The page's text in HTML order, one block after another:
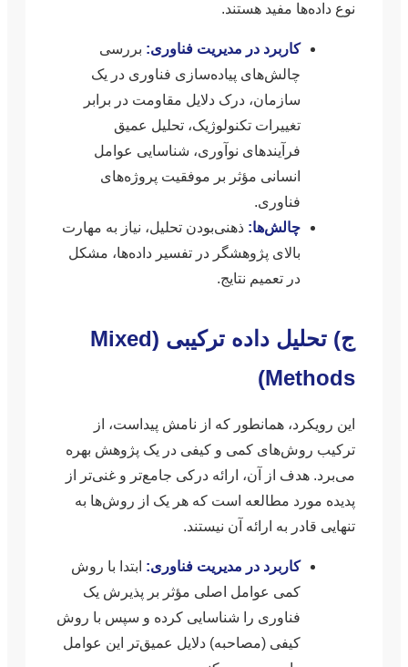
نوع داده‌ها مفید هستند.
کاربرد در مدیریت فناوری: بررسی
چالش‌های پیاده‌سازی فناوری در یک
سازمان، درک دلایل مقاومت در برابر
تغییرات تکنولوژیک، تحلیل عمیق
فرآیندهای نوآوری، شناسایی عوامل
انسانی مؤثر بر موفقیت پروژه‌های
فناوری.
چالش‌ها: ذهنی‌بودن تحلیل، نیاز به مهارت
بالای پژوهشگر در تفسیر داده‌ها، مشکل
در تعمیم نتایج.
ج) تحلیل داده ترکیبی (Mixed
Methods)
این رویکرد، همانطور که از نامش پیداست، از
ترکیب روش‌های کمی و کیفی در یک پژوهش بهره
می‌برد. هدف از آن، ارائه درکی جامع‌تر و غنی‌تر از
پدیده مورد مطالعه است که هر یک از روش‌ها به
تنهایی قادر به ارائه آن نیستند.
کاربرد در مدیریت فناوری: ابتدا با روش
کمی عوامل اصلی مؤثر بر پذیرش یک
فناوری را شناسایی کرده و سپس با روش
کیفی (مصاحبه) دلایل عمیق‌تر این عوامل